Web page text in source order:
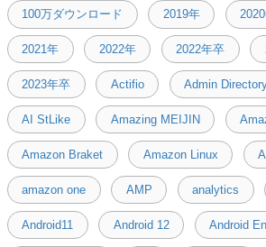
100万ダウンロード 2019年
2021年 2022年 2022年卒
2023年卒 Actifio Admin
AI StLike Amazing MEIJIN
Amazon Braket Amazon Linux
amazon one AMP analytics
Android11 Android 12 Android